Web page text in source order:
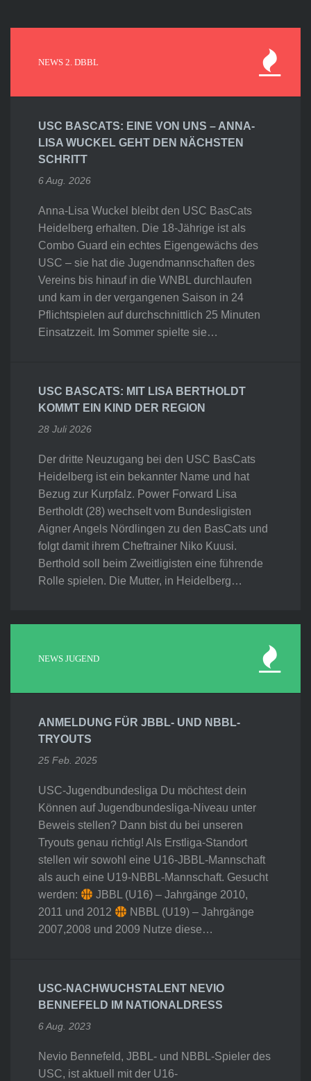
NEWS 2. DBBL
USC BASCATS: EINE VON UNS – ANNA-
LISA WUCKEL GEHT DEN NÄCHSTEN
SCHRITT
6 Aug. 2026
Anna-Lisa Wuckel bleibt den USC BasCats
Heidelberg erhalten. Die 18-Jährige ist als
Combo Guard ein echtes Eigengewächs des
USC – sie hat die Jugendmannschaften des
Vereins bis hinauf in die WNBL durchlaufen
und kam in der vergangenen Saison in 24
Pflichtspielen auf durchschnittlich 25 Minuten
Einsatzzeit. Im Sommer spielte sie…
USC BASCATS: MIT LISA BERTHOLDT
KOMMT EIN KIND DER REGION
28 Juli 2026
Der dritte Neuzugang bei den USC BasCats
Heidelberg ist ein bekannter Name und hat
Bezug zur Kurpfalz. Power Forward Lisa
Bertholdt (28) wechselt vom Bundesligisten
Aigner Angels Nördlingen zu den BasCats und
folgt damit ihrem Cheftrainer Niko Kuusi.
Berthold soll beim Zweitligisten eine führende
Rolle spielen. Die Mutter, in Heidelberg…
NEWS JUGEND
ANMELDUNG FÜR JBBL- UND NBBL-
TRYOUTS
25 Feb. 2025
USC-Jugendbundesliga Du möchtest dein
Können auf Jugendbundesliga-Niveau unter
Beweis stellen? Dann bist du bei unseren
Tryouts genau richtig! Als Erstliga-Standort
stellen wir sowohl eine U16-JBBL-Mannschaft
als auch eine U19-NBBL-Mannschaft. Gesucht
werden:
JBBL (U16) – Jahrgänge 2010,
2011 und 2012
NBBL (U19) – Jahrgänge
2007,2008 und 2009 Nutze diese…
USC-NACHWUCHSTALENT NEVIO
BENNEFELD IM NATIONALDRESS
6 Aug. 2023
Nevio Bennefeld, JBBL- und NBBL-Spieler des
USC, ist aktuell mit der U16-